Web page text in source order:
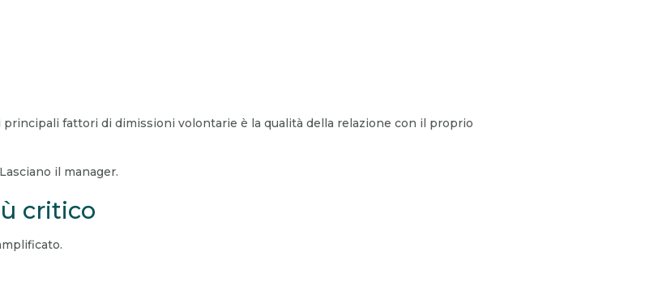
principali fattori di dimissioni volontarie è la qualità della relazione con il proprio
il manager.
critico